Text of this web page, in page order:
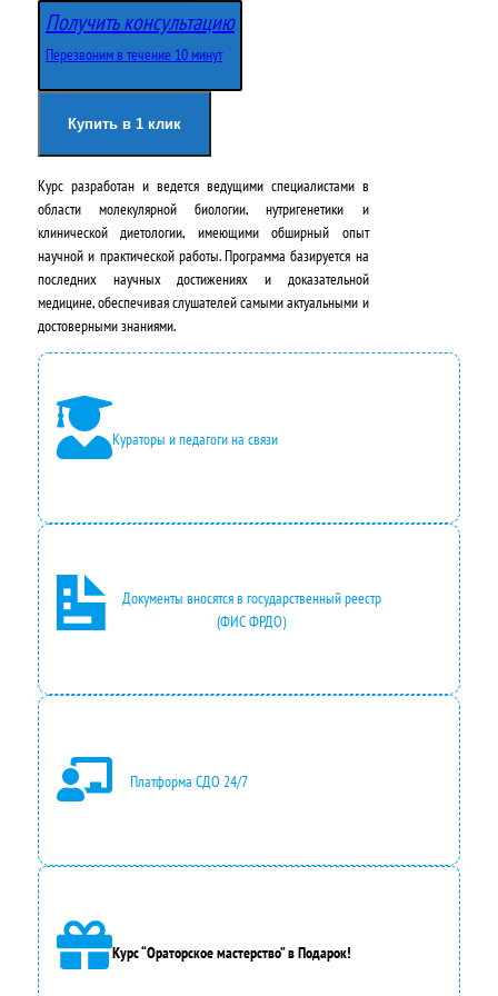
о
ч
а
л
ь
н
а
я
ц
е
н
а
с
о
с
т
а
в
л
я
л
а
9
0
щ
я
ц
е
н
а
:
4
0
0
₽
Получить консультацию
Перезвоним в течение 10 минут
Купить в 1 клик
Курс разработан и ведется ведущими специалистами в
области молекулярной биологии, нутригенетики и
клинической диетологии, имеющими обширный опыт
научной и практической работы. Программа базируется на
последних научных достижениях и доказательной
медицине, обеспечивая слушателей самыми актуальными и
достоверными знаниями.
Кураторы и педагоги на связи
Документы вносятся в государственный реестр
(ФИС ФРДО)
Платформа СДО 24/7
Курс “Ораторское мастерство” в Подарок!